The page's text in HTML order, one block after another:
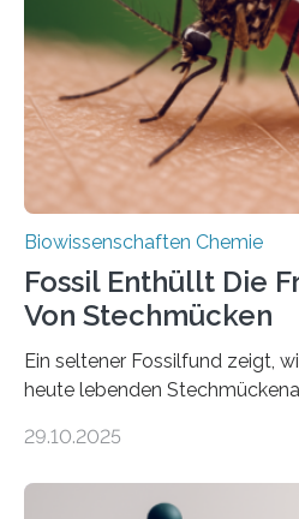
Süßwasseralge
dieser Gruppe bilden aus
mit scheibenförmiger Gestalt.
nächsten…
Biowissenschaften Chemie
Fossil Enthüllt Die
Von Stechmücken
Ein seltener Fossilfund zeigt,
heute lebenden
Forschende die bisher älteste
Region Kachin in Myanmar und
29.10.2025